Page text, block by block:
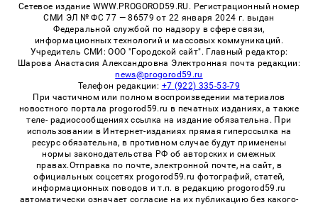
Сетевое издание WWW.PROGOROD59.RU. Регистрационный номер
СМИ ЭЛ № ФС 77 — 86579 от 22 января 2024 г. выдан
Федеральной службой по надзору в сфере связи,
информационных технологий и массовых коммуникаций.
Учредитель СМИ: ООО "Городской сайт". Главный редактор:
Шарова Анастасия Александровна Электронная почта редакции:
news@progorod59.ru
Телефон редакции: +7 (922) 335-53-79
При частичном или полном воспроизведении материалов
новостного портала progorod59.ru в печатных изданиях, а также
теле- радиосообщениях ссылка на издание обязательна. При
использовании в Интернет-изданиях прямая гиперссылка на
ресурс обязательна, в противном случае будут применены
нормы законодательства РФ об авторских и смежных
правах.Отправка по почте, электронной почте, на сайт, в
официальных соцсетях progorod59.ru фотографий, статей,
информационных поводов и т.п. в редакцию progorod59.ru
автоматически означает согласие на их публикацию без какого-